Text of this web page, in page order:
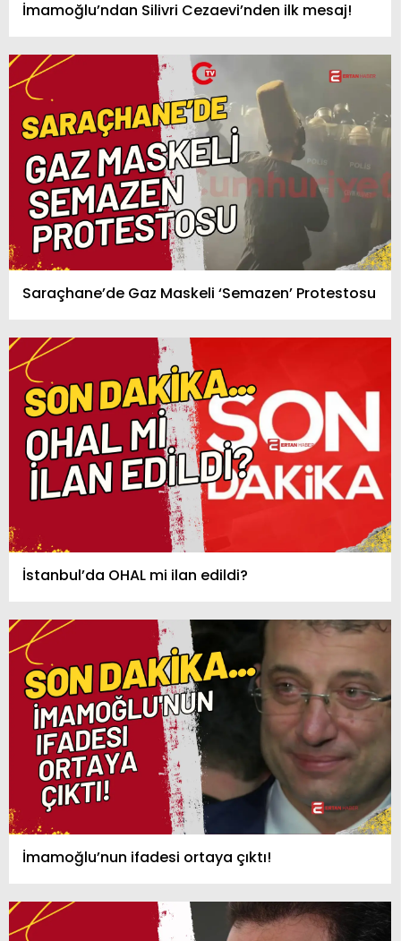
İmamoğlu’ndan Silivri Cezaevi’nden ilk mesaj!
Saraçhane’de Gaz Maskeli ‘Semazen’ Protestosu
İstanbul’da OHAL mi ilan edildi?
İmamoğlu’nun ifadesi ortaya çıktı!